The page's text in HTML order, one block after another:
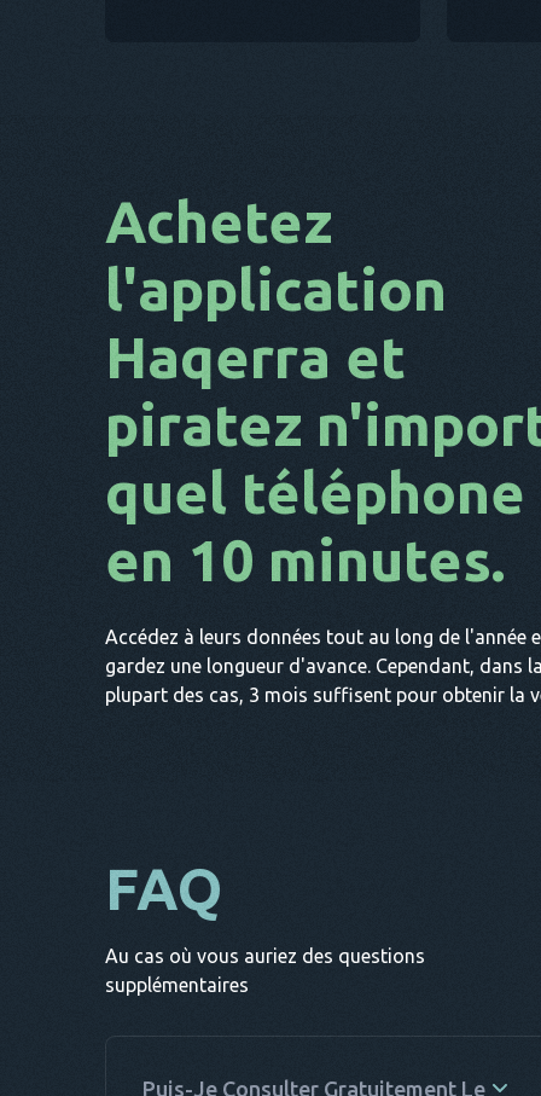
Achetez
l'application
Haqerra et
piratez
quel téléphone
en 10 minutes.
Accédez à leurs données tout au long de l'année
gardez une longueur d'avance. Cependant, dans
plupart des cas, 3 mois suffisent pour obtenir la
FAQ
Au cas où vous auriez des questions
supplémentaires
Puis-Je Consulter Gratuitement Le